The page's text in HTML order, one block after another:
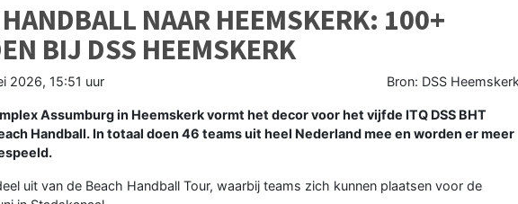
NAAR HEEMSKERK: 100+
BIJ DSS HEEMSKERK
2026, 15:51 uur Bron: DSS Heemskerk
Assumburg in Heemskerk vormt het decor voor het vijfde ITQ DSS BHT
Handball. In totaal doen 46 teams uit heel Nederland mee en worden er meer
uit van de Beach Handball Tour, waarbij teams zich kunnen plaatsen voor de